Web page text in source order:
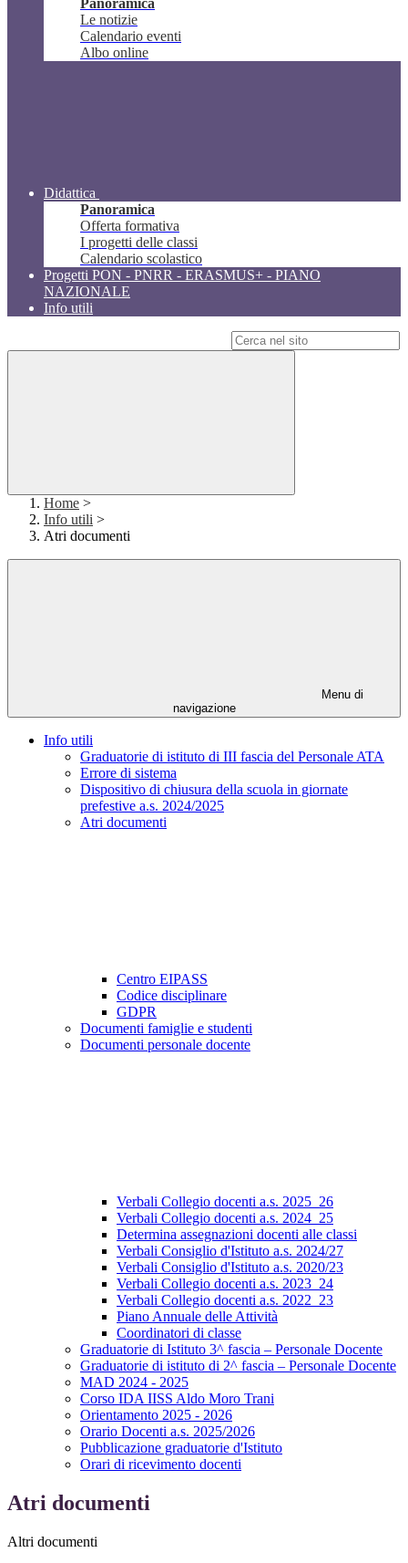
Panoramica
Le notizie
Calendario eventi
Albo online
Didattica
Panoramica
Offerta formativa
I progetti delle classi
Calendario scolastico
Progetti PON - PNRR - ERASMUS+ - PIANO
NAZIONALE
Info utili
Home >
Info utili >
Atri documenti
Menu di
navigazione
Info utili
Graduatorie di istituto di III fascia del Personale ATA
Errore di sistema
Dispositivo di chiusura della scuola in giornate
prefestive a.s. 2024/2025
Atri documenti
Centro EIPASS
Codice disciplinare
GDPR
Documenti famiglie e studenti
Documenti personale docente
Verbali Collegio docenti a.s. 2025_26
Verbali Collegio docenti a.s. 2024_25
Determina assegnazioni docenti alle classi
Verbali Consiglio d'Istituto a.s. 2024/27
Verbali Consiglio d'Istituto a.s. 2020/23
Verbali Collegio docenti a.s. 2023_24
Verbali Collegio docenti a.s. 2022_23
Piano Annuale delle Attività
Coordinatori di classe
Graduatorie di Istituto 3^ fascia – Personale Docente
Graduatorie di istituto di 2^ fascia – Personale Docente
MAD 2024 - 2025
Corso IDA IISS Aldo Moro Trani
Orientamento 2025 - 2026
Orario Docenti a.s. 2025/2026
Pubblicazione graduatorie d'Istituto
Orari di ricevimento docenti
Atri documenti
Altri documenti